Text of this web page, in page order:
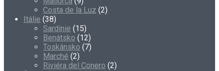
Costa de la Luz (2)
Itálie (38)
Sardinie (15)
Benátsko (12)
Toskánsko (7)
Marché (2)
Riviéra del Conero (2)